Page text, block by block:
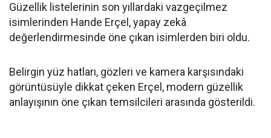
Güzellik listelerinin son yıllardaki vazgeçilmez
isimlerinden Hande Erçel, yapay zekâ
değerlendirmesinde öne çıkan isimlerden biri oldu.
Belirgin yüz hatları, gözleri ve kamera karşısındaki
görüntüsüyle dikkat çeken Erçel, modern güzellik
anlayışının öne çıkan temsilcileri arasında gösterildi.